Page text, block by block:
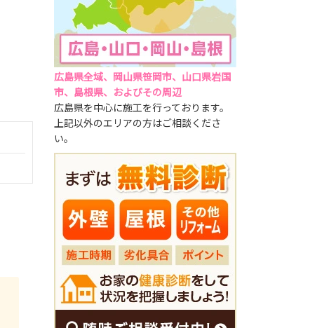
広島県全域、岡山県笹岡市、山口県岩国
市、島根県、およびその周辺
広島県を中心に施工を行っております。
上記以外のエリアの方はご相談くださ
い。